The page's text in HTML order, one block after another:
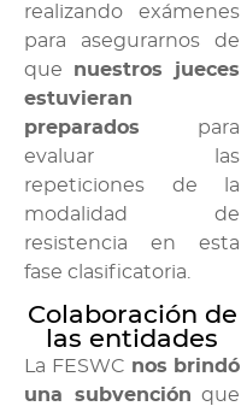
realizando exámenes
para asegurarnos de
que nuestros jueces
estuvieran
preparados para
evaluar las
repeticiones de la
modalidad de
resistencia en esta
fase clasificatoria.
Colaboración de
las entidades
La FESWC nos brindó
una subvención que